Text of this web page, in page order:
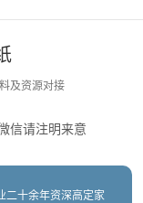
及资源对接
信请注明来意
二十余年资深高定家